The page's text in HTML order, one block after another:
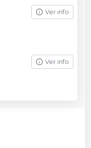
Ver info
Ver info